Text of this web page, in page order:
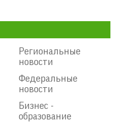
Региональные
новости
Федеральные
новости
Бизнес -
образование